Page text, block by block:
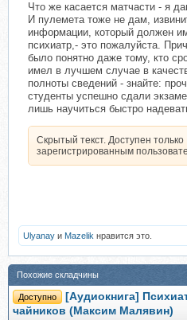
Что же касается матчасти - я
И пулемета тоже не дам,
информации, который должен
психиатр,- это пожалуйста.
было понятно даже тому, кто
имел в лучшем случае в
полноты сведений - знайте:
студенты успешно сдали
лишь научиться быстро
Скрытый текст. Доступен только
зарегистрированным
Ulyanay и Mazelik нравится это.
Похожие складчины
Доступно
[Аудиокнига]
чайников (Максим Малявин)